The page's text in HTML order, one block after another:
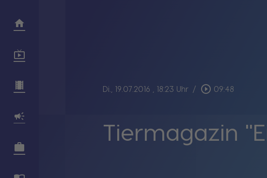
Di., 19.07.2016 , 18:23 Uhr / play_circle_outline 09:48
Tiermagazin